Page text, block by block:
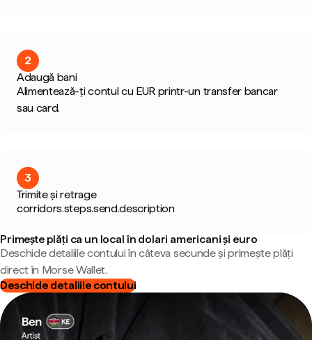
2
Adaugă bani
Alimentează-ți contul cu EUR printr-un transfer bancar
sau card.
3
Trimite și retrage
corridors.steps.send.description
Primește plăți ca un local în dolari americani și euro
Deschide detaliile contului în câteva secunde și primește plăți
direct în Morse Wallet.
Deschide detaliile contului